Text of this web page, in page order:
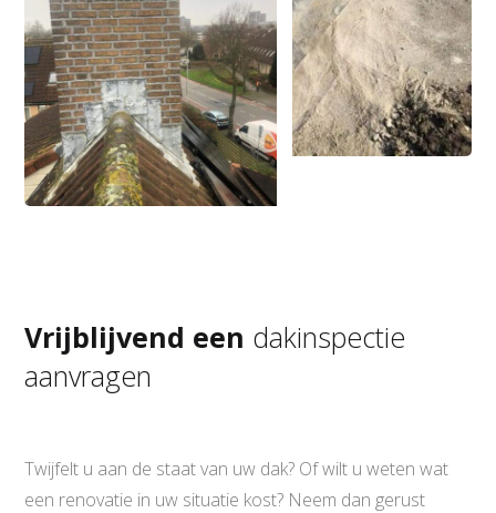
Vrijblijvend een dakinspectie
aanvragen
Twijfelt u aan de staat van uw dak? Of wilt u weten wat
een renovatie in uw situatie kost? Neem dan gerust